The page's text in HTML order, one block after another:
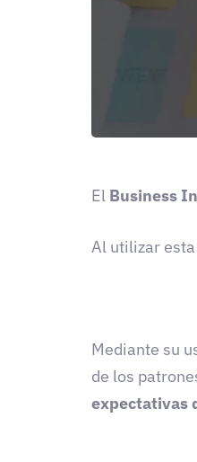
El Business
Al utilizar
Mediante su
de los
expectativas